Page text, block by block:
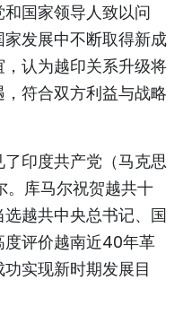
国家领导人致以问
发展中不断取得新成
认为越印关系升级将
符合双方利益与战略
印度共产党（马克思
。库马尔祝贺越共十
越共中央总书记、国
评价越南近40年革
实现新时期发展目